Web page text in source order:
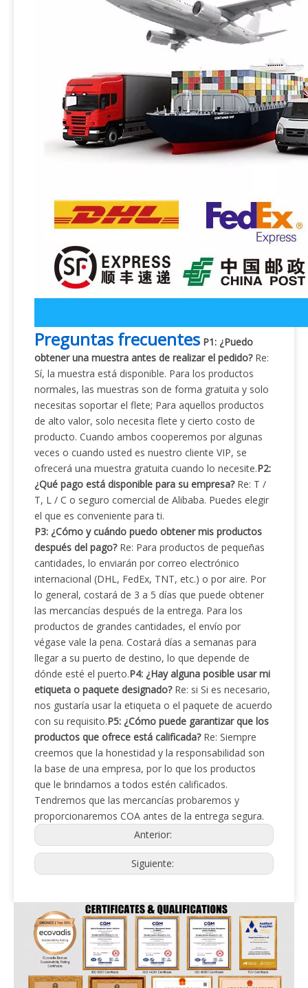
Preguntas frecuentes P1: ¿Puedo
obtener una muestra antes de realizar el pedido?Re:
Sí, la muestra está disponible. Para los productos
normales, las muestras son de forma gratuita y solo
necesitas soportar el flete; Para aquellos productos
de alto valor, solo necesita flete y cierto costo de
producto. Cuando ambos cooperemos por algunas
veces o cuando usted es nuestro cliente VIP, se
ofrecerá una muestra gratuita cuando lo necesite.P2:
¿Qué pago está disponible para su empresa?Re: T /
T, L / C o seguro comercial de Alibaba. Puedes elegir
el que es conveniente para ti.
P3: ¿Cómo y cuándo puedo obtener mis productos
después del pago?Re: Para productos de pequeñas
cantidades, lo enviarán por correo electrónico
internacional (DHL, FedEx, TNT, etc.) o por aire. Por
lo general, costará de 3 a 5 días que puede obtener
las mercancías después de la entrega. Para los
productos de grandes cantidades, el envío por
végase vale la pena. Costará días a semanas para
llegar a su puerto de destino, lo que depende de
dónde esté el puerto.P4: ¿Hay alguna posible usar mi
etiqueta o paquete designado?Re: si Si es necesario,
nos gustaría usar la etiqueta o el paquete de acuerdo
con su requisito.P5: ¿Cómo puede garantizar que los
productos que ofrece está calificada?Re: Siempre
creemos que la honestidad y la responsabilidad son
la base de una empresa, por lo que los productos
que le brindamos a todos estén calificados.
Tendremos que las mercancías probaremos y
proporcionaremos COA antes de la entrega segura.
Anterior:
Siguiente: